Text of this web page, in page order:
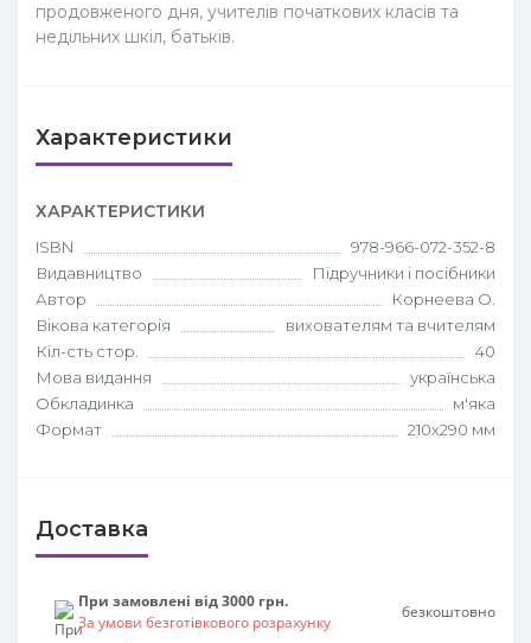
продовженого дня, учителів початкових класів та
недільних шкіл, батьків.
Характеристики
ХАРАКТЕРИСТИКИ
ISBN
978-966-072-352-8
Видавництво
Підручники і посібники
Автор
Корнеева О.
Вікова категорія
вихователям та вчителям
Кіл-сть стор.
40
Мова видання
українська
Обкладинка
м'яка
Формат
210х290 мм
Доставка
При замовлені від 3000 грн.
За умови безготівкового розрахунку
безкоштовно